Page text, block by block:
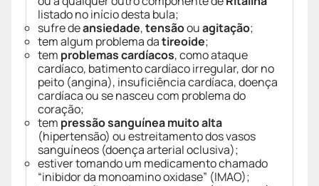
listado no início desta bula;
sufre deansiedade,tensãoouagitação;
tem algum problema datireoide;
tem problemas cardíacos, como ataque
cardíaco, batimento cardíaco irregular, dor no
peito (angina), insuficiência cardíaca, doença
cardíaca ou se nasceu com problema do
coração;
tem pressão sanguínea muito alta
(hipertensão) ou estreitamento dos vasos
sanguíneos (doença arterial oclusiva);
estiver tomando um medicamento chamado
“inibidor da monoamino oxidase” (IMAO);